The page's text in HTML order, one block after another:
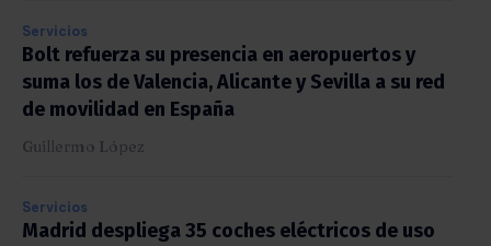
Servicios
Bolt refuerza su presencia en aeropuertos y
suma los de Valencia, Alicante y Sevilla a su red
de movilidad en España
Guillermo López
Servicios
Madrid despliega 35 coches eléctricos de uso